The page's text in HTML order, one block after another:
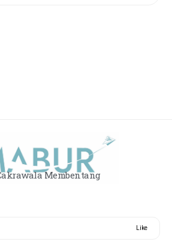
Membentang
Like